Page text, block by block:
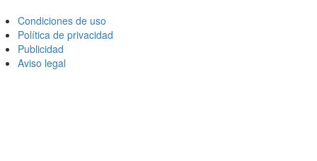
Condiciones de uso
Política de privacidad
Publicidad
Aviso legal